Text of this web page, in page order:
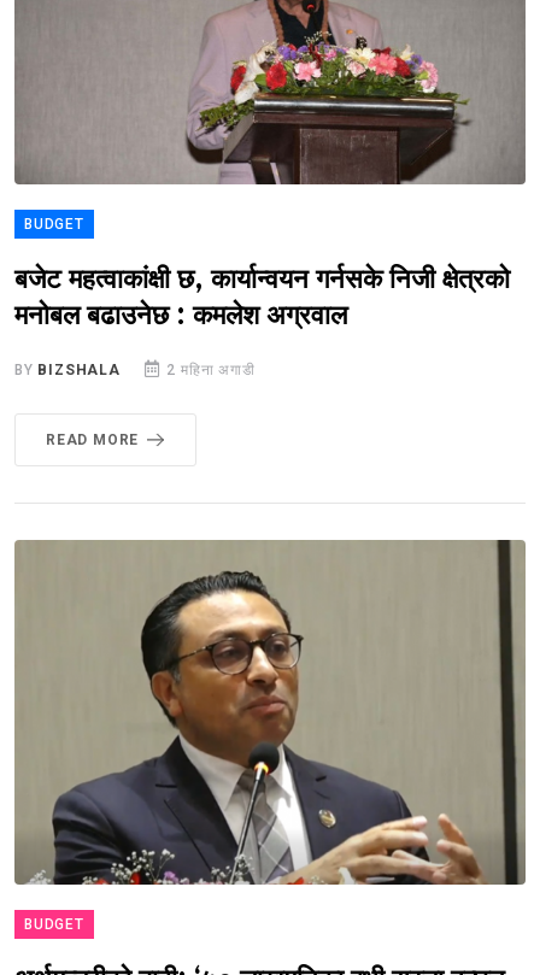
BUDGET
बजेट महत्वाकांक्षी छ, कार्यान्वयन गर्नसके निजी क्षेत्रको
मनोबल बढाउनेछ : कमलेश अग्रवाल
BY BIZSHALA 2 महिना अगाडी
READ MORE
BUDGET